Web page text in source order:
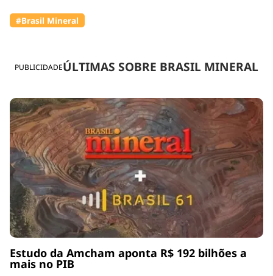
PUBLICIDADEÚLTIMAS SOBRE BRASIL MINERAL
Estudo da Amcham aponta R$ 192 bilhões a
mais no PIB
#Brasil Mineral